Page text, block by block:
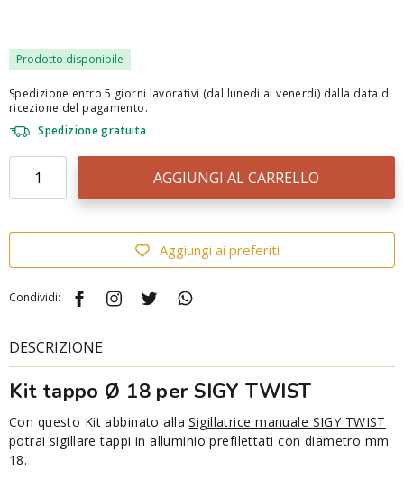
Prodotto disponibile
Spedizione entro 5 giorni lavorativi (dal lunedi al venerdi) dalla data di
ricezione del pagamento.
Spedizione gratuita
AGGIUNGI AL CARRELLO
Aggiungi ai preferiti
Condividi:
DESCRIZIONE
Kit tappo Ø 18 per SIGY TWIST
Con questo Kit abbinato allaSigillatrice manuale SIGY TWIST
potrai sigillaretappi in alluminio prefilettati con diametro mm
18.